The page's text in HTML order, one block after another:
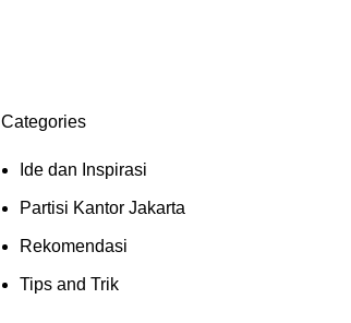
Categories
Ide dan Inspirasi
Partisi Kantor Jakarta
Rekomendasi
Tips and Trik